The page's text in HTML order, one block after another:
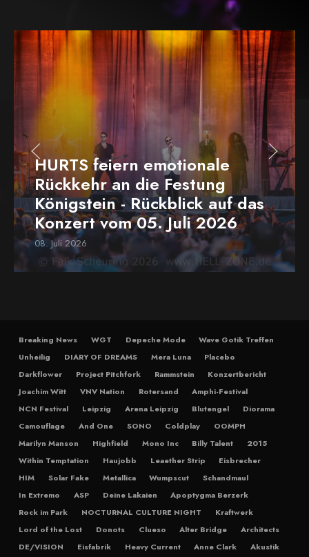
HURTS feiern emotionale
Rückkehr an die Festung
Königstein - Rückblick auf das
Konzert vom 05. Juli 2026
08. Juli 2026
Breaking News WGT Depeche Mode
Wave Gotik Treffen
Unheilig
DIARY OF DREAMS Mera Luna
Placebo
Darkflower
Project Pitchfork Rammstein
Konzertbericht
Joachim Witt
VNV Nation Rotersand
Amphi-Festival
NCN Festival
Leipzig Arena Leipzig Blutengel
Diorama
Camouflage
And One SONO Coldplay
OOMPH
Marilyn Manson
Highfield Mono Inc Billy Talent
2015
Within Temptation
Haujobb Leaether Strip
Eisbrecher
HIM
Solar Fake Metallica Wumpscut
Schandmaul
In Extremo
ASP Deine Lakaien
Apoptygma Berzerk
Rock im Park
NOCTURNAL CULTURE NIGHT
Kraftwerk
Lord of the Lost
Donots Clueso Alter Bridge
Architects
DE/VISION
Eisfabrik Heavy Current Anne Clark
Akustik